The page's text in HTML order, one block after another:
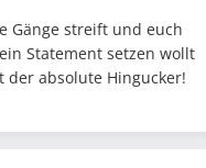
Gänge streift und euch
Statement setzen wollt
der absolute Hingucker!